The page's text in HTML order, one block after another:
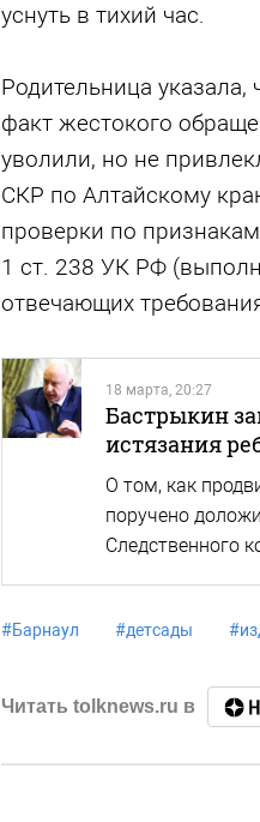
уснуть в тихий час.
Родительница
факт жестокого
уволили, но не
СКР по Алтайскому
проверки по
1 ст. 238 УК РФ
отвечающих
18 марта, 20:27
Бастрыкин
истязания
О том, как
поручено
Следственного
#Барнаул #детсады #
Читать tolknews.ru в